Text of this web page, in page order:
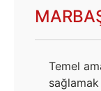
Temel